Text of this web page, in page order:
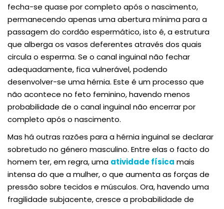
fecha-se quase por completo após o nascimento,
permanecendo apenas uma abertura mínima para a
passagem do cordão espermático, isto é, a estrutura
que alberga os vasos deferentes através dos quais
circula o esperma. Se o canal inguinal não fechar
adequadamente, fica vulnerável, podendo
desenvolver-se uma hérnia. Este é um processo que
não acontece no feto feminino, havendo menos
probabilidade de o canal inguinal não encerrar por
completo após o nascimento.
Mas há outras razões para a hérnia inguinal se declarar
sobretudo no género masculino. Entre elas o facto do
homem ter, em regra, uma atividade física mais
intensa do que a mulher, o que aumenta as forças de
pressão sobre tecidos e músculos. Ora, havendo uma
fragilidade subjacente, cresce a probabilidade de